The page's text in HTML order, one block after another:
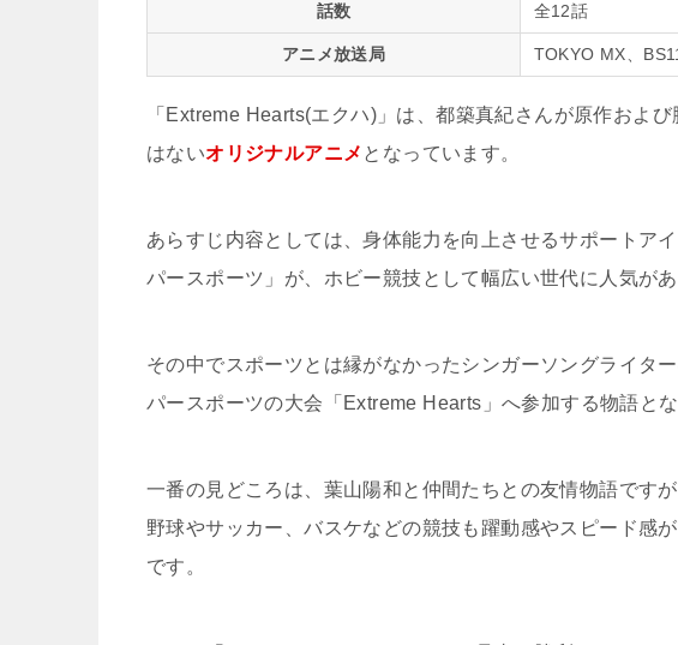
話数 全12話
アニメ放送局 TOKYO MX、
「Extreme Hearts(エクハ)」は、都築真紀さんが原作およ
はないオリジナルアニメ となっています。
あらすじ内容としては、身体能力を向上させるサポートア
パースポーツ」が、ホビー競技として幅広い世代に人気があ
その中でスポーツとは縁がなかったシンガーソングライタ
パースポーツの大会「Extreme Hearts」へ参加する物語とな
一番の見どころは、葉山陽和と仲間たちとの友情物語です
野球やサッカー、バスケなどの競技も躍動感やスピード感
です。